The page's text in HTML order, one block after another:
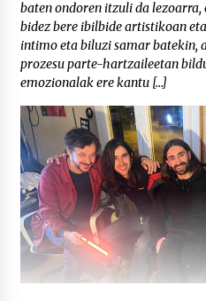
baten ondoren itzuli da
bidez bere ibilbide artistikoan
intimo eta biluzi samar batekin,
prozesu parte-hartzaileetan
emozionalak ere kantu […]